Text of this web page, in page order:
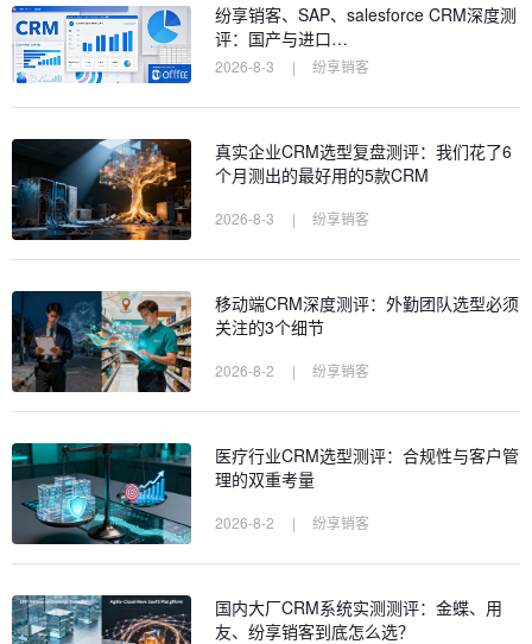
纷享销客、SAP、salesforce CRM深度测
评：国产与进口…
2026-8-3 | 纷享销客
真实企业CRM选型复盘测评：我们花了6
个月测出的最好用的5款CRM
2026-8-3 | 纷享销客
移动端CRM深度测评：外勤团队选型必须
关注的3个细节
2026-8-2 | 纷享销客
医疗行业CRM选型测评：合规性与客户管
理的双重考量
2026-8-2 | 纷享销客
国内大厂CRM系统实测测评：金蝶、用
友、纷享销客到底怎么选？